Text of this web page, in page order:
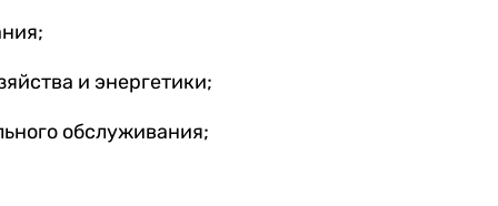
и энергетики;
обслуживания;